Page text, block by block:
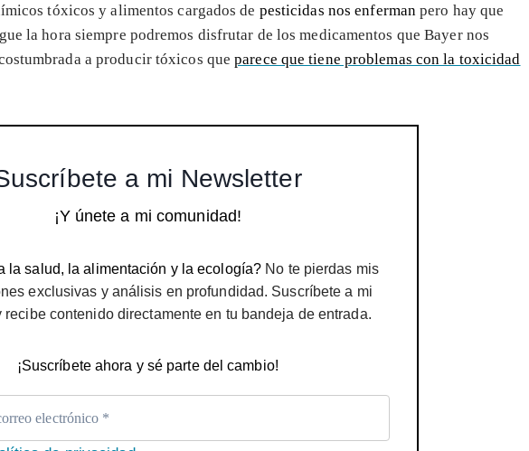
tóxicos y alimentos cargados de pesticidas nos enferman pero hay que
la hora siempre podremos disfrutar de los medicamentos que Bayer nos
a producir tóxicos queparece que tiene problemas con la toxicidad
a mi Newsletter
¡Y únete a mi comunidad!
la salud, la alimentación y la ecología? No te pierdas mis
exclusivas y análisis en profundidad. Suscríbete a mi
recibe contenido directamente en tu bandeja de entrada.
¡Suscríbete ahora y sé parte del cambio!